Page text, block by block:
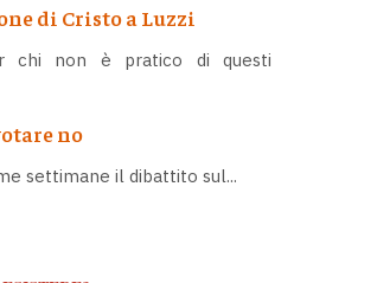
di Cristo a Luzzi
chi non è pratico di questi
no
settimane il dibattito sul...